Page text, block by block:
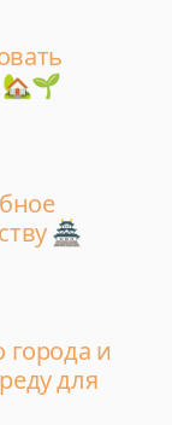
🏡🌱
🏯
города и
для